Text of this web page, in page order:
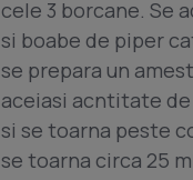
cele 3 borcane. Se
si boabe de piper
se prepara un
aceiasi acntitate de
si se toarna peste
se toarna circa 25